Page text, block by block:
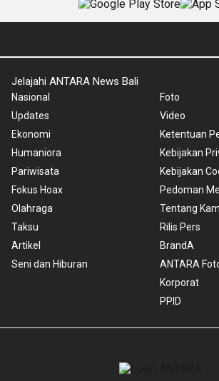
Jelajahi ANTARA News Bali
Nasional
Updates
Ekonomi
Humaniora
Pariwisata
Fokus Hoax
Olahraga
Taksu
Artikel
Seni dan Hiburan
Foto
Video
Ketentuan
Kebijakan
Kebijakan
Pedoman
Tentang
Rilis Pers
BrandA
ANTARA
Korporat
PPID